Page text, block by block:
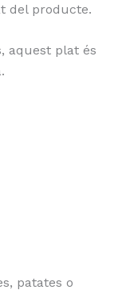
del producte.
aquest plat és
patates o